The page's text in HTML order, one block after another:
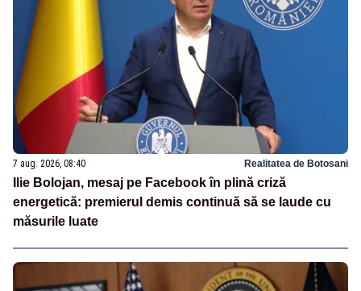
7 aug. 2026, 08:40 Realitatea de Botosani
Ilie Bolojan, mesaj pe Facebook în plină criză
energetică: premierul demis continuă să se laude cu
măsurile luate